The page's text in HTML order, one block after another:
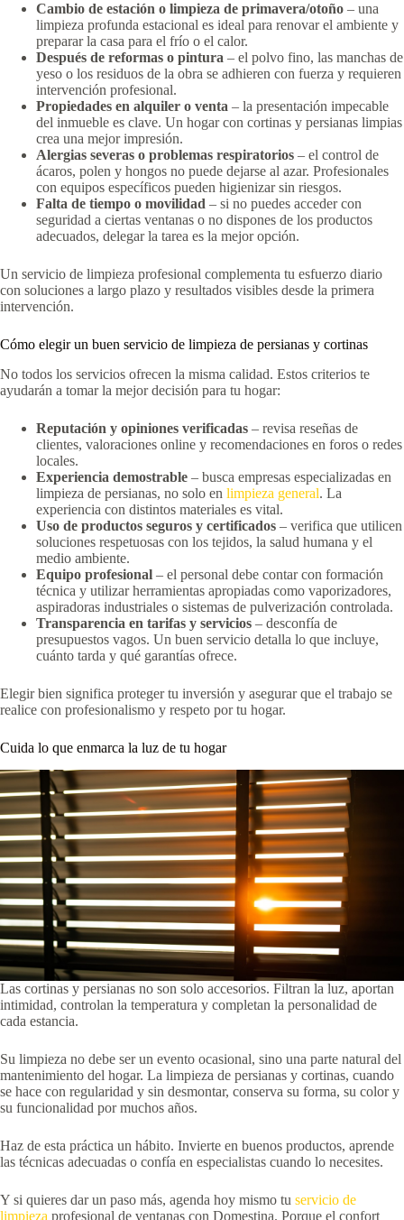
Cambio de estación o limpieza de primavera/otoño – una
limpieza profunda estacional es ideal para renovar el ambiente y
preparar la casa para el frío o el calor.
Después de reformas o pintura – el polvo fino, las manchas de
yeso o los residuos de la obra se adhieren con fuerza y requieren
intervención profesional.
Propiedades en alquiler o venta – la presentación impecable
del inmueble es clave. Un hogar con cortinas y persianas limpias
crea una mejor impresión.
Alergias severas o problemas respiratorios – el control de
ácaros, polen y hongos no puede dejarse al azar. Profesionales
con equipos específicos pueden higienizar sin riesgos.
Falta de tiempo o movilidad – si no puedes acceder con
seguridad a ciertas ventanas o no dispones de los productos
adecuados, delegar la tarea es la mejor opción.
Un servicio de limpieza profesional complementa tu esfuerzo diario
con soluciones a largo plazo y resultados visibles desde la primera
intervención.
Cómo elegir un buen servicio de limpieza de persianas y cortinas
No todos los servicios ofrecen la misma calidad. Estos criterios te
ayudarán a tomar la mejor decisión para tu hogar:
Reputación y opiniones verificadas – revisa reseñas de
clientes, valoraciones online y recomendaciones en foros o redes
locales.
Experiencia demostrable – busca empresas especializadas en
limpieza de persianas, no solo en limpieza general. La
experiencia con distintos materiales es vital.
Uso de productos seguros y certificados – verifica que utilicen
soluciones respetuosas con los tejidos, la salud humana y el
medio ambiente.
Equipo profesional – el personal debe contar con formación
técnica y utilizar herramientas apropiadas como vaporizadores,
aspiradoras industriales o sistemas de pulverización controlada.
Transparencia en tarifas y servicios – desconfía de
presupuestos vagos. Un buen servicio detalla lo que incluye,
cuánto tarda y qué garantías ofrece.
Elegir bien significa proteger tu inversión y asegurar que el trabajo se
realice con profesionalismo y respeto por tu hogar.
Cuida lo que enmarca la luz de tu hogar
Las cortinas y persianas no son solo accesorios. Filtran la luz, aportan
intimidad, controlan la temperatura y completan la personalidad de
cada estancia.
Su limpieza no debe ser un evento ocasional, sino una parte natural del
mantenimiento del hogar. La limpieza de persianas y cortinas, cuando
se hace con regularidad y sin desmontar, conserva su forma, su color y
su funcionalidad por muchos años.
Haz de esta práctica un hábito. Invierte en buenos productos, aprende
las técnicas adecuadas o confía en especialistas cuando lo necesites.
Y si quieres dar un paso más, agenda hoy mismo tu servicio de
limpieza profesional de ventanas con Domestina. Porque el confort